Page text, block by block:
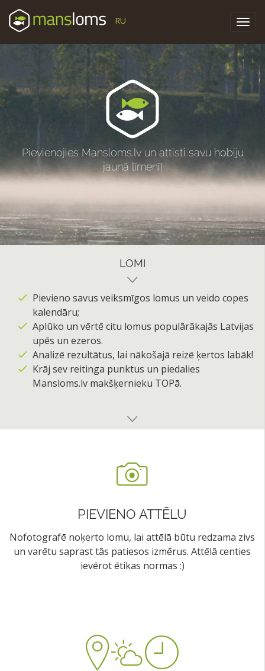
RU
Pievienojies Mansloms.lv un attīsti savu hobiju
jaunā līmenī!
LOMI
Pievieno savus veiksmīgos lomus un veido copes
kalendāru;
Aplūko un vērtē citu lomus populārākajās Latvijas
upēs un ezeros.
Analizē rezultātus, lai nākošajā reizē ķertos labāk!
Krāj sev reitinga punktus un piedalies
Mansloms.lv makšķernieku TOPā.
PIEVIENO ATTĒLU
Nofotografē noķerto lomu, lai attēlā būtu redzama zivs
un varētu saprast tās patiesos izmērus. Attēlā centies
ievērot ētikas normas :)